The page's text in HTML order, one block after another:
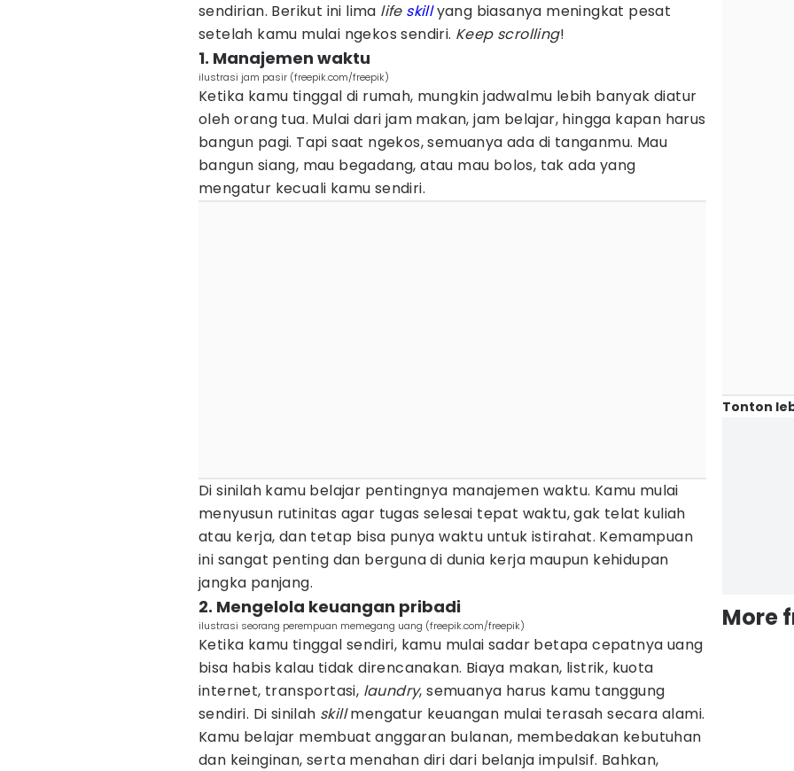
sendirian. Berikut ini lima life skillyang biasanya meningkat pesat
setelah kamu mulai ngekos sendiri. Keep scrolling!
1. Manajemen waktu
ilustrasi jam pasir (freepik.com/freepik)
Ketika kamu tinggal di rumah, mungkin jadwalmu lebih banyak diatur
oleh orang tua. Mulai dari jam makan, jam belajar, hingga kapan harus
bangun pagi. Tapi saat ngekos, semuanya ada di tanganmu. Mau
bangun siang, mau begadang, atau mau bolos, tak ada yang
mengatur kecuali kamu sendiri.
Di sinilah kamu belajar pentingnya manajemen waktu. Kamu mulai
menyusun rutinitas agar tugas selesai tepat waktu, gak telat kuliah
atau kerja, dan tetap bisa punya waktu untuk istirahat. Kemampuan
ini sangat penting dan berguna di dunia kerja maupun kehidupan
jangka panjang.
2. Mengelola keuangan pribadi
ilustrasi seorang perempuan memegang uang (freepik.com/freepik)
Ketika kamu tinggal sendiri, kamu mulai sadar betapa cepatnya uang
bisa habis kalau tidak direncanakan. Biaya makan, listrik, kuota
internet, transportasi, laundry, semuanya harus kamu tanggung
sendiri. Di sinilah skillmengatur keuangan mulai terasah secara alami.
Kamu belajar membuat anggaran bulanan, membedakan kebutuhan
dan keinginan, serta menahan diri dari belanja impulsif. Bahkan,
Tonton
More